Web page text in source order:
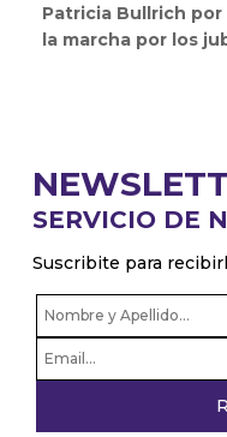
Patricia Bullrich
la marcha por los
SERVICIO DE
Suscribite para